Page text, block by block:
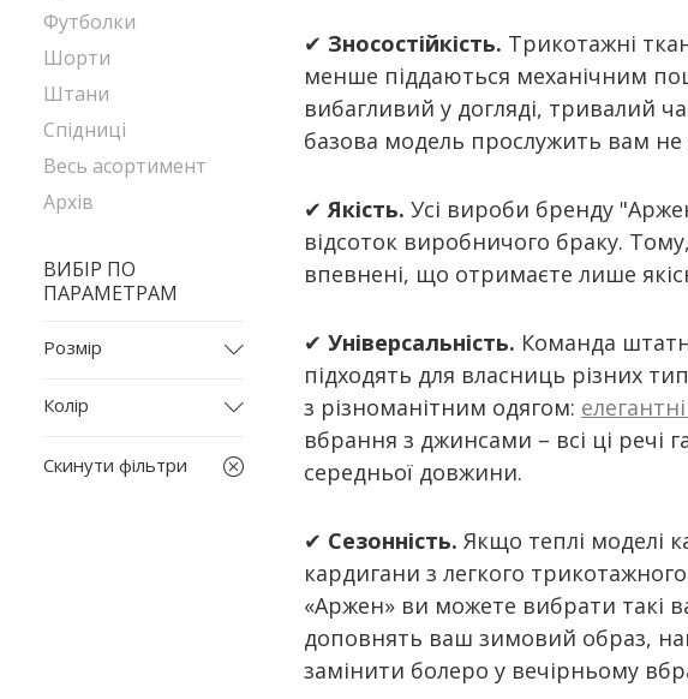
✔ Зносостійкість. Трикотажні
менше піддаються механічним
вибагливий у догляді, тривалий
базова модель прослужить вам не
✔Якість. Усі вироби бренду
відсоток виробничого браку.
впевнені, що отримаєте лише
✔ Універсальність. Команда
підходять для власниць різних
з різноманітним одягом:
вбрання з джинсами – всі ці
середньої довжини.
✔ Сезонність. Якщо теплі моделі
кардигани з легкого
«Аржен» ви можете вибрати такі
доповнять ваш зимовий образ,
замінити болеро у вечірньому
Футболки
Шорти
Штани
Спідниці
Весь асортимент
Архів
ВИБІР ПО
ПАРАМЕТРАМ
Розмір
L
L-XL
Колір
білий
Скинути фільтри